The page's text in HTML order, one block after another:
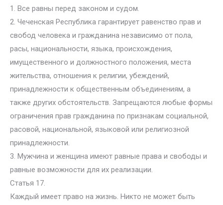
1. Все равны перед законом и судом.
2. Чеченская Республика гарантирует равенство прав и
свобод человека и гражданина независимо от пола,
расы, национальности, языка, происхождения,
имущественного и должностного положения, места
жительства, отношения к религии, убеждений,
принадлежности к общественным объединениям, а
также других обстоятельств. Запрещаются любые формы
ограничения прав гражданина по признакам социальной,
расовой, национальной, языковой или религиозной
принадлежности.
3. Мужчина и женщина имеют равные права и свободы и
равные возможности для их реализации.
Статья 17.
Каждый имеет право на жизнь. Никто не может быть